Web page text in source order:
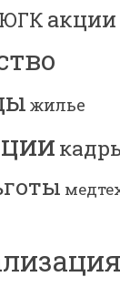
ЮГК акции
жилье